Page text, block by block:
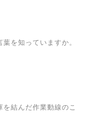
を知っていますか。
結んだ作業動線のこ